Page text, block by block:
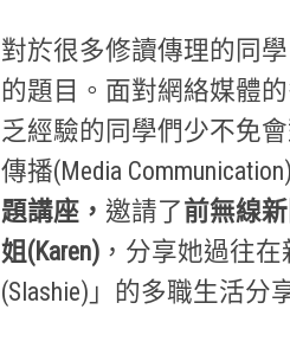
對於很多修讀傳理的同
的題目。面對網絡媒體
乏經驗的同學們少不免
傳播(Media
題講座， 邀請了前無線
姐(Karen) ，分享她過往
(Slashie)」的多職生活分